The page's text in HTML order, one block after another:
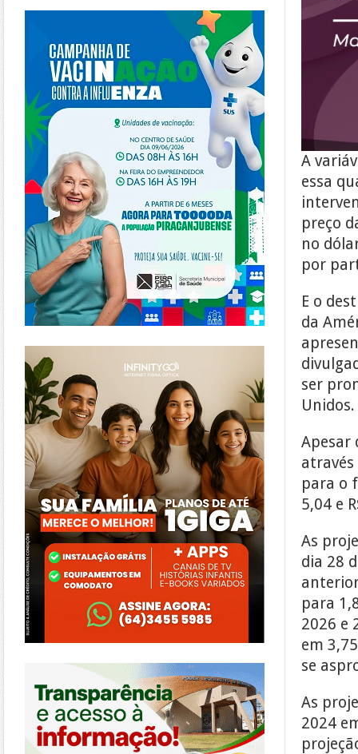
A
essa
preço
no
por
E o
da
ser
Apesar
para o
5,04 e
As
dia 28
para
2026 e
em
se
As
2024
https://piracanjuba.go.gov.br/
https://www.infinitygo.com.br/
https://morrinhos.go.leg.br/